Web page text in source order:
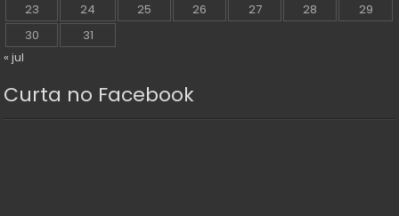
23
24 25 26 27 28
29
30
31
« jul
Curta no Facebook